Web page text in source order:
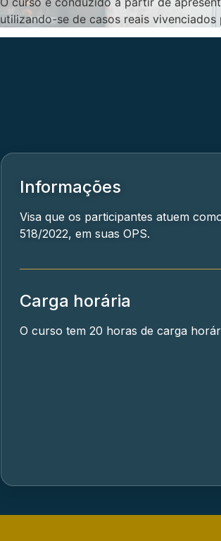
utilizando-se de casos reais
Informações
Visa que os participantes atuem
518/2022, em suas OPS.
Carga horária
O curso tem 20 horas de carga